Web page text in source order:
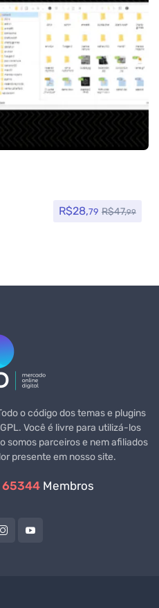
R$28,79 R$47,99
o código dos temas e plugins
Você é livre para utilizá-los
somos parceiros e nem afiliados
presente em nosso site.
65344 Membros